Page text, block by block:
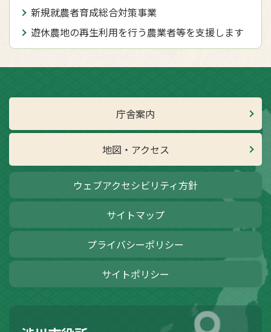
新規就農者育成総合対策事業
遊休農地の再生利用を行う農業者等を支援します
庁舎案内
地図・アクセス
ウェブアクセシビリティ方針
サイトマップ
プライバシーポリシー
サイトポリシー